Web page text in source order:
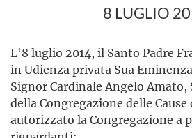
8 LUGLIO
L'8 luglio 2014, il Santo Padre
in Udienza privata Sua
Signor Cardinale Angelo Amato,
della Congregazione delle Cause
autorizzato la Congregazione a